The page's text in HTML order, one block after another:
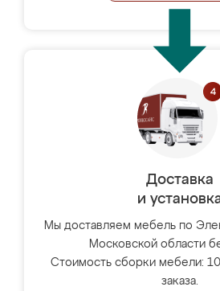
Доставка
и
Мы доставляем мебель по
Московской области
Стоимость сборки мебели:
заказа.